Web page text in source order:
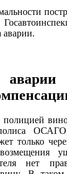
аварии.
полиса
только
нет